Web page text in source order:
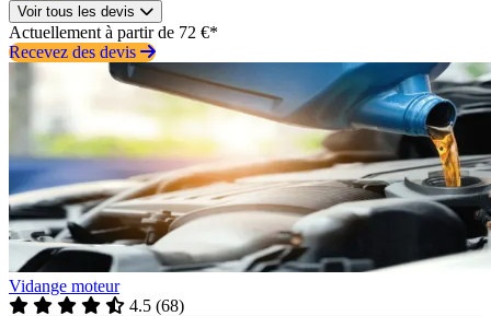
Voir tous les devis
Actuellement à partir de 72 €*
Recevez des devis
Vidange moteur
4.5 (68)